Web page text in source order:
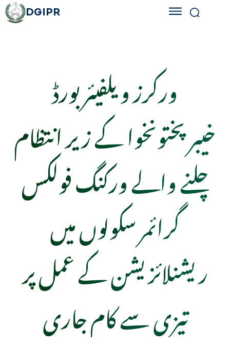
DGIPR
ورکرز ویلفیئر بورڈ
خیبرپختونخوا کے زیر انتظام
چلنے والے ورکنگ فولکس
گرائمر سکولوں میں
ریشنلائزیشن کے عمل پر
تیزی سے کام جاری